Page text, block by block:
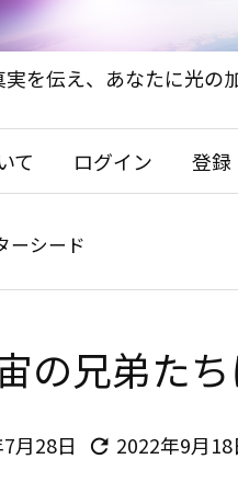
を伝え、あなたに光の
て ログイン 登録
ーシード
の兄弟た
月28日  2022年9月18